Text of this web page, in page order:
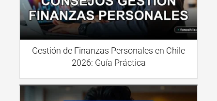
Gestión de Finanzas Personales en Chile
2026: Guía Práctica